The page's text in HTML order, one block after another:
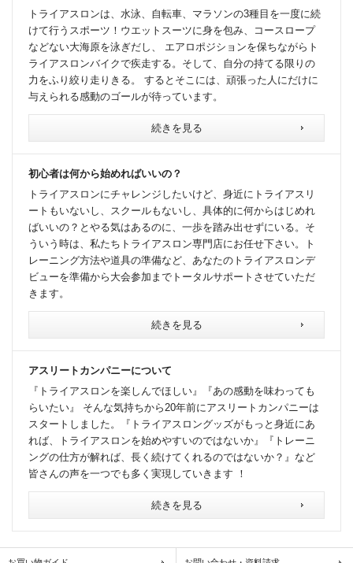
トライアスロンは、水泳、自転車、マラソンの3種目を一度に続
けて行うスポーツ！ウエットスーツに身を包み、コースロープ
などない大海原を泳ぎだし、 エアロポジションを保ちながらト
ライアスロンバイクで疾走する。そして、自分の持てる限りの
力をふり絞り走りきる。 するとそこには、頑張った人にだけに
与えられる感動のゴールが待っています。
続きを見る
初心者は何から始めればいいの？
トライアスロンにチャレンジしたいけど、身近にトライアスリ
ートもいないし、スクールもないし、具体的に何からはじめれ
ばいいの？とやる気はあるのに、一歩を踏み出せずにいる。そ
ういう時は、私たちトライアスロン専門店にお任せ下さい。ト
レーニング方法や道具の準備など、あなたのトライアスロンデ
ビューを準備から大会参加までトータルサポートさせていただ
きます。
続きを見る
アスリートカンパニーについて
『トライアスロンを楽しんでほしい』『あの感動を味わっても
らいたい』 そんな気持ちから20年前にアスリートカンパニーは
スタートしました。『トライアスロングッズがもっと身近にあ
れば、トライアスロンを始めやすいのではないか』『トレーニ
ングの仕方が解れば、長く続けてくれるのではないか？』など
皆さんの声を一つでも多く実現していきます ！
続きを見る